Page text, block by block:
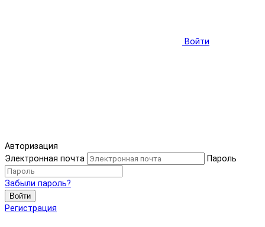
Войти
Авторизация
Электронная почта
Пароль
Забыли пароль?
Войти
Регистрация